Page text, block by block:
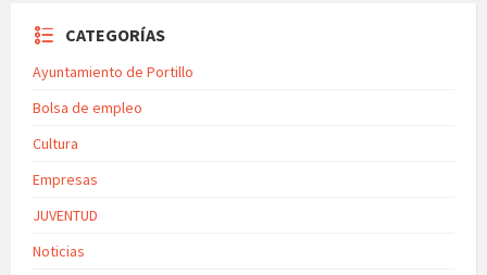
CATEGORÍAS
Ayuntamiento de Portillo
Bolsa de empleo
Cultura
Empresas
JUVENTUD
Noticias